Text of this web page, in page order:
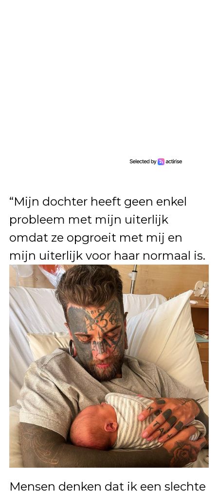
“Mijn dochter heeft geen enkel
probleem met mijn uiterlijk
omdat ze opgroeit met mij en
mijn uiterlijk voor haar normaal is.
Mensen denken dat ik een slechte